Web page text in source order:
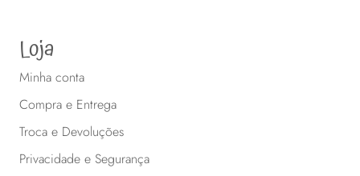
Loja
Minha conta
Compra e Entrega
Troca e Devoluções
Privacidade e Segurança